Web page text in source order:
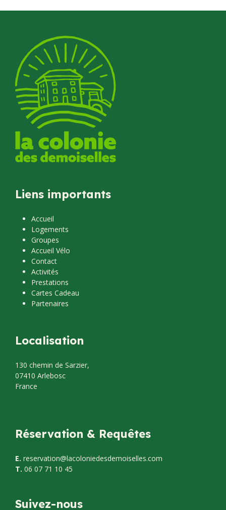
Liens importants
Accueil
Logements
Groupes
Accueil Vélo
Contact
Activités
Prestations
Cartes Cadeau
Partenaires
Localisation
130 chemin de Sarzier,
07410 Arlebosc
France
Réservation & Requêtes
E. reservation@lacoloniedesdemoiselles.com
T. 06 07 71 10 45
Suivez-nous